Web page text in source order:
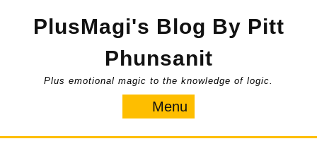
PlusMagi's Blog By Pitt
Phunsanit
Plus emotional magic to the knowledge of logic.
Menu